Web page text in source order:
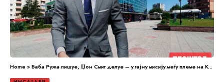
Home»Баба Ружа пишуе, Џон Смит делуе – у тајну мисију меѓу племе на Кумани